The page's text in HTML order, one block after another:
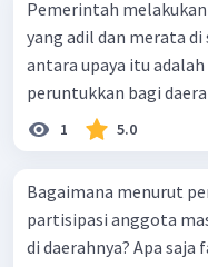
Pemerintah
yang adil dan merata
antara upaya itu
peruntukkan bagi
1 5.0
Bagaimana menurut
partisipasi anggota
di daerahnya? Apa